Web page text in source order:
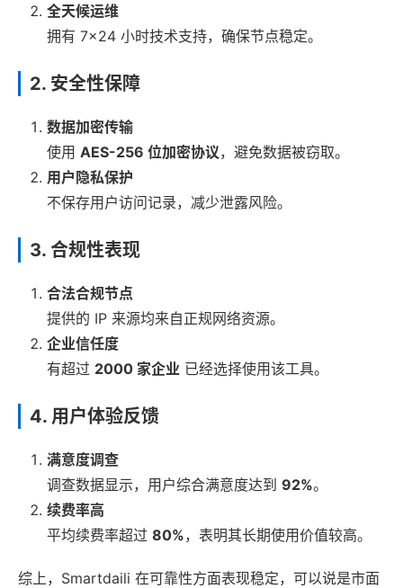
全天候运维
拥有 7×24 小时技术支持，确保节点稳定。
2. 安全性保障
数据加密传输
使用 AES-256 位加密协议，避免数据被窃取。
用户隐私保护
不保存用户访问记录，减少泄露风险。
3. 合规性表现
合法合规节点
提供的 IP 来源均来自正规网络资源。
企业信任度
有超过 2000 家企业 已经选择使用该工具。
4. 用户体验反馈
满意度调查
调查数据显示，用户综合满意度达到 92%。
续费率高
平均续费率超过 80%，表明其长期使用价值较高。
综上，Smartdaili 在可靠性方面表现稳定，可以说是市面